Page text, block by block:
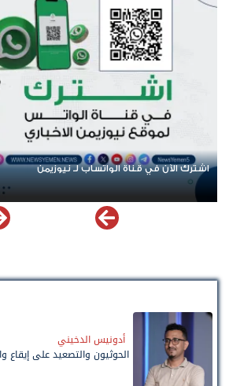
اشترك الآن في قناة الواتساب لـ نيوزيمن
أدونيس الدخيني
الحوثيون والتصعيد على